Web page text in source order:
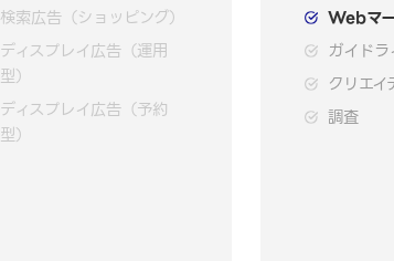
検索広告（ショッピング）
ディスプレイ広告（運用
型）
ディスプレイ広告（予約
型）
Webマ
ガイド
クリエイ
調査